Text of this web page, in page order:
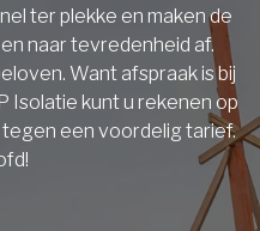
ter plekke en maken de
naar tevredenheid af.
Want afspraak is bij
Isolatie kunt u rekenen op
een voordelig tarief.